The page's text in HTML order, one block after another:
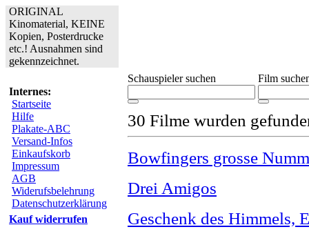
ORIGINAL
Kinomaterial, KEINE
Kopien, Posterdrucke
etc.! Ausnahmen sind
gekennzeichnet.
Internes:
Startseite
Hilfe
Plakate-ABC
Versand-Infos
Einkaufskorb
Impressum
AGB
Widerufsbelehrung
Datenschutzerklärung
Kauf widerrufen
Schauspieler suchen Film
30 Filme wurden
Bowfingers grosse
Drei Amigos
Geschenk des Himmels,